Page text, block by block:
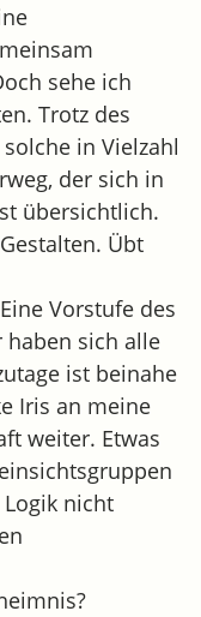
sehe ich
Trotz des
in Vielzahl
der sich in
übersichtlich.
Übt
Vorstufe des
haben sich alle
ist beinahe
Iris an meine
weiter. Etwas
nicht